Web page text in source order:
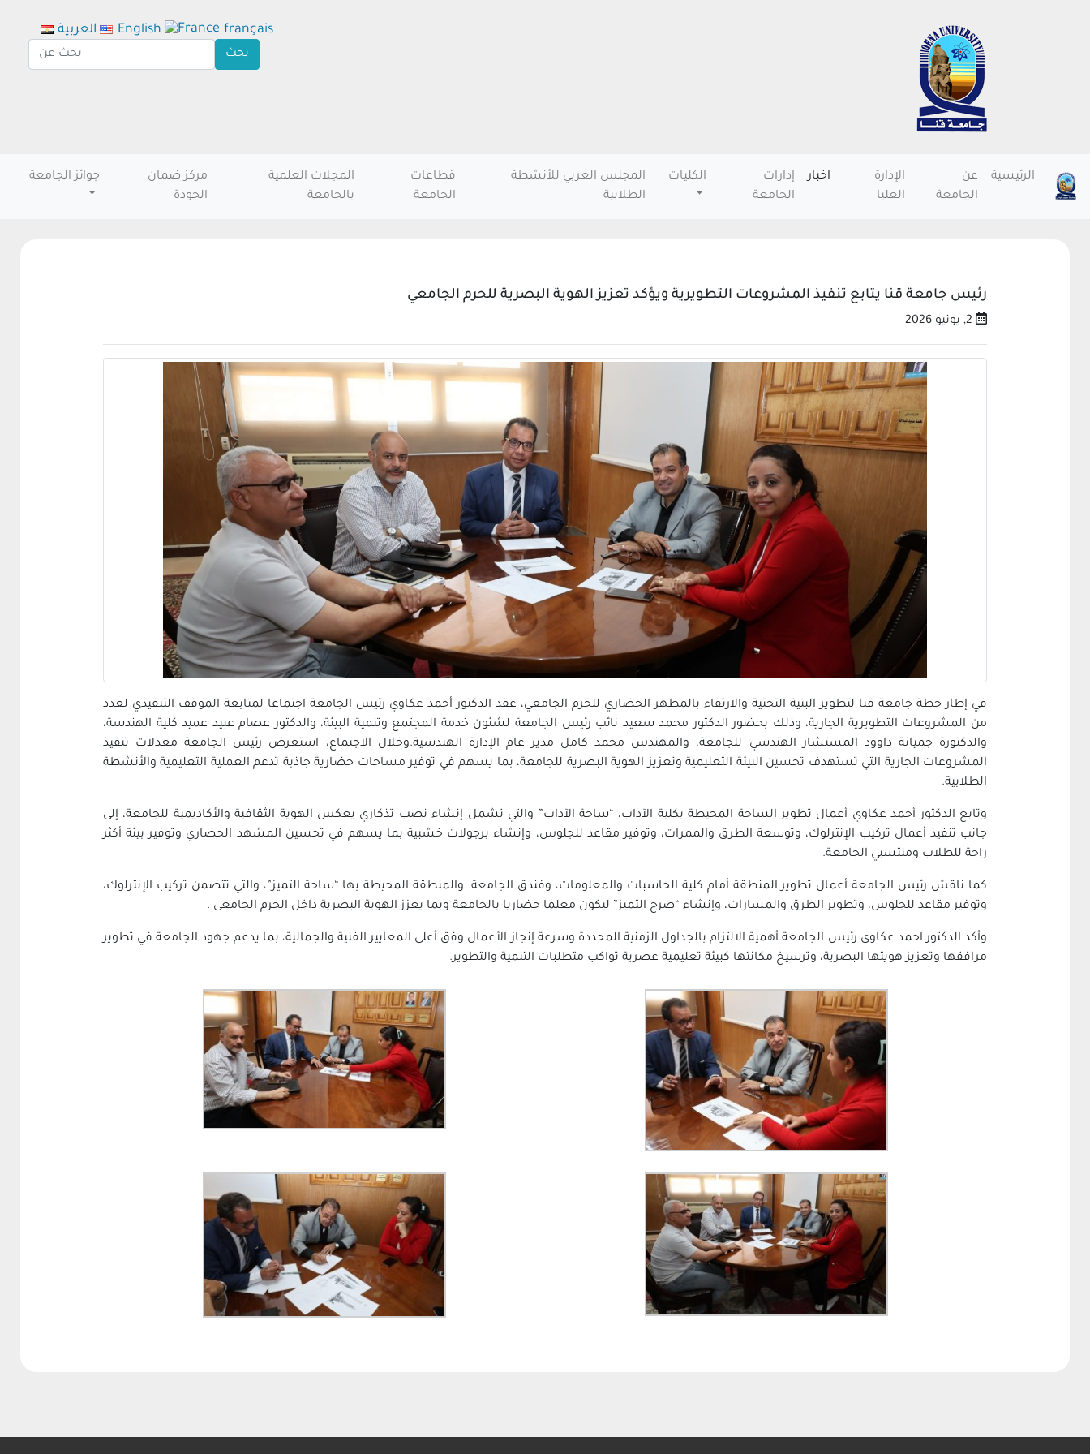
الرئيسية
عن
الجامعة
الإدارة
العليا
اخبار
إدارات
الجامعة
الكليات
المجلس العربي للأنشطة
الطلابية
قطاعات
الجامعة
المجلات العلمية
بالجامعة
مركز ضمان
الجودة
جوائز الجامعة
رئيس جامعة قنا يتابع تنفيذ المشروعات التطويرية ويؤكد تعزيز الهوية البصرية للحرم الجامعي
في إطار خطة جامعة قنا لتطوير البنية التحتية والارتقاء بالمظهر الحضاري للحرم الجامعي، عقد الدكتور أحمد عكاوي رئيس الجامعة اجتماعا لمتابعة الموقف التنفيذي لعدد
من المشروعات التطويرية الجارية، وذلك بحضور الدكتور محمد سعيد نائب رئيس الجامعة لشئون خدمة المجتمع وتنمية البيئة، والدكتور عصام عبيد عميد كلية الهندسة،
والدكتورة جميانة داوود المستشار الهندسي للجامعة، والمهندس محمد كامل مدير عام الإدارة الهندسية.وخلال الاجتماع، استعرض رئيس الجامعة معدلات تنفيذ
المشروعات الجارية التي تستهدف تحسين البيئة التعليمية وتعزيز الهوية البصرية للجامعة، بما يسهم في توفير مساحات حضارية جاذبة تدعم العملية التعليمية والأنشطة
الطلابية.
وتابع الدكتور أحمد عكاوي أعمال تطوير الساحة المحيطة بكلية الآداب، “ساحة الآداب” والتي تشمل إنشاء نصب تذكاري يعكس الهوية الثقافية والأكاديمية للجامعة، إلى
جانب تنفيذ أعمال تركيب الإنترلوك، وتوسعة الطرق والممرات، وتوفير مقاعد للجلوس، وإنشاء برجولات خشبية بما يسهم في تحسين المشهد الحضاري وتوفير بيئة أكثر
راحة للطلاب ومنتسبي الجامعة.
كما ناقش رئيس الجامعة أعمال تطوير المنطقة أمام كلية الحاسبات والمعلومات، وفندق الجامعة. والمنطقة المحيطة بها “ساحة التميز”، والتي تتضمن تركيب الإنترلوك،
وتوفير مقاعد للجلوس، وتطوير الطرق والمسارات، وإنشاء “صرح التميز” ليكون معلما حضاريا بالجامعة وبما يعزز الهوية البصرية داخل الحرم الجامعى .
وأكد الدكتور احمد عكاوى رئيس الجامعة أهمية الالتزام بالجداول الزمنية المحددة وسرعة إنجاز الأعمال وفق أعلى المعايير الفنية والجمالية، بما يدعم جهود الجامعة في تطوير
مرافقها وتعزيز هويتها البصرية، وترسيخ مكانتها كبيئة تعليمية عصرية تواكب متطلبات التنمية والتطوير.
العربية English français